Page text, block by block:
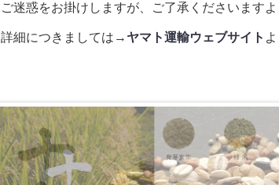
ご迷惑をお掛けしますが、ご了承くださいます
詳細につきましては→ ヤマト運輸ウェブサイト